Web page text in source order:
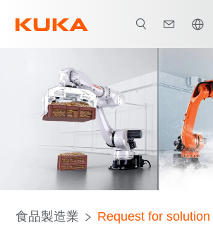
食品製造業 Request for solution